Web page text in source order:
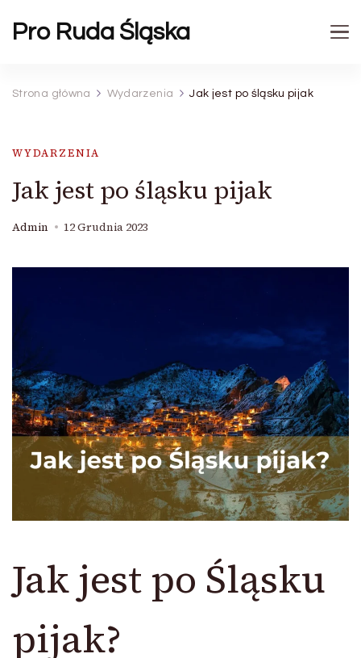
Pro Ruda Śląska
Strona główna Wydarzenia Jak jest po śląsku pijak
WYDARZENIA
Jak jest po śląsku pijak
Admin 12 Grudnia 2023
Jak jest po Śląsku
pijak?